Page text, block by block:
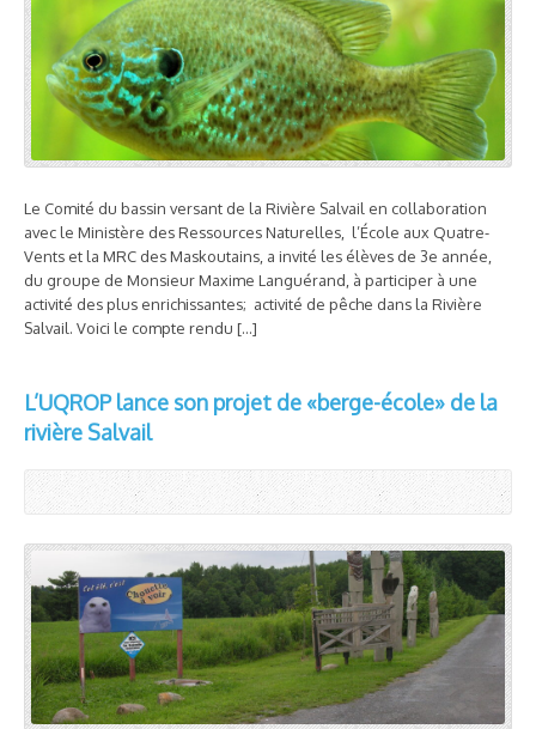
Le Comité du bassin versant de la Rivière Salvail en collaboration
avec le Ministère des Ressources Naturelles, l’École aux Quatre-
Vents et la MRC des Maskoutains, a invité les élèves de 3e année,
du groupe de Monsieur Maxime Languérand, à participer à une
activité des plus enrichissantes; activité de pêche dans la Rivière
Salvail. Voici le compte rendu […]
L’UQROP lance son projet de «berge-école» de la
rivière Salvail